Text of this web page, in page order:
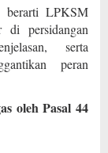
berarti LPKSM
di persidangan
serta
peran
oleh Pasal 44